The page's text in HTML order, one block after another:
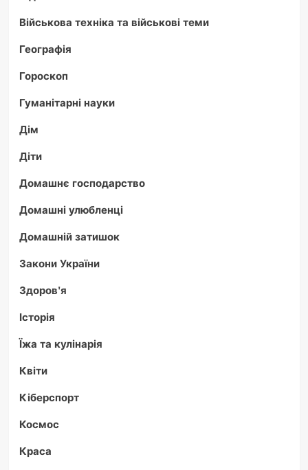
Військова техніка та військові теми
Географія
Гороскоп
Гуманітарні науки
Дім
Діти
Домашнє господарство
Домашні улюбленці
Домашній затишок
Закони України
Здоров'я
Історія
Їжа та кулінарія
Квіти
Кіберспорт
Космос
Краса